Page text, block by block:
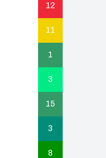
12
11
1
3
15
3
8